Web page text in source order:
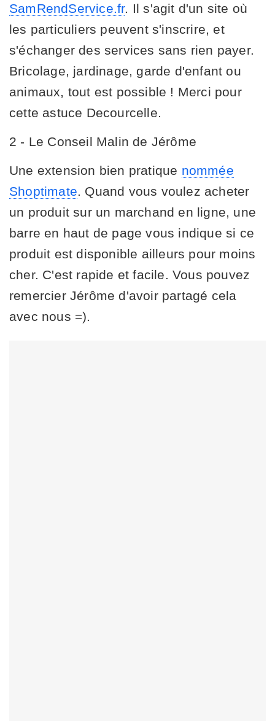
SamRendService.fr. Il s'agit d'un site où
les particuliers peuvent s'inscrire, et
s'échanger des services sans rien payer.
Bricolage, jardinage, garde d'enfant ou
animaux, tout est possible ! Merci pour
cette astuce Decourcelle.
2 - Le Conseil Malin de Jérôme
Une extension bien pratique nommée
Shoptimate . Quand vous voulez acheter
un produit sur un marchand en ligne, une
barre en haut de page vous indique si ce
produit est disponible ailleurs pour moins
cher. C'est rapide et facile. Vous pouvez
remercier Jérôme d'avoir partagé cela
avec nous =).